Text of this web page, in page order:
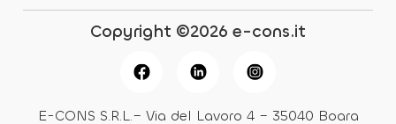
Copyright ©2026 e-cons.it
E-CONS S.R.L.– Via del Lavoro 4 – 35040 Boara